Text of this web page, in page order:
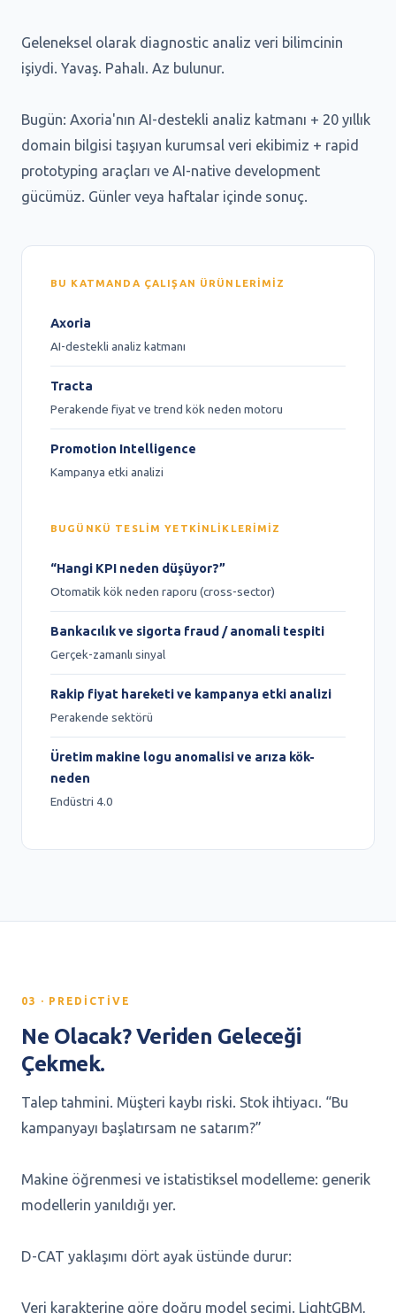
Geleneksel olarak diagnostic analiz veri bilimcinin
işiydi. Yavaş. Pahalı. Az bulunur.
Bugün: Axoria'nın AI-destekli analiz katmanı + 20 yıllık
domain bilgisi taşıyan kurumsal veri ekibimiz + rapid
prototyping araçları ve AI-native development
gücümüz. Günler veya haftalar içinde sonuç.
BU KATMANDA ÇALIŞAN ÜRÜNLERIMIZ
Axoria
AI-destekli analiz katmanı
Tracta
Perakende fiyat ve trend kök neden motoru
Promotion Intelligence
Kampanya etki analizi
BUGÜNKÜ TESLIM YETKINLIKLERIMIZ
“Hangi KPI neden düşüyor?”
Otomatik kök neden raporu (cross-sector)
Bankacılık ve sigorta fraud / anomali tespiti
Gerçek-zamanlı sinyal
Rakip fiyat hareketi ve kampanya etki analizi
Perakende sektörü
Üretim makine logu anomalisi ve arıza kök-
neden
Endüstri 4.0
03 · PREDICTIVE
Ne Olacak? Veriden Geleceği
Çekmek.
Talep tahmini. Müşteri kaybı riski. Stok ihtiyacı. “Bu
kampanyayı başlatırsam ne satarım?”
Makine öğrenmesi ve istatistiksel modelleme: generik
modellerin yanıldığı yer.
D-CAT yaklaşımı dört ayak üstünde durur:
Veri karakterine göre doğru model seçimi. LightGBM,